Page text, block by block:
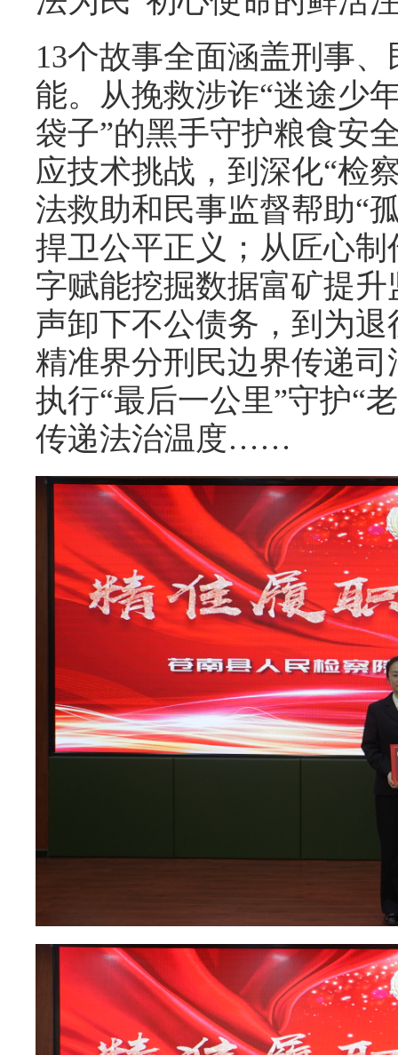
13个故事全面涵盖刑事
能。从挽救涉诈“迷途少
袋子”的黑手守护粮食安
应技术挑战，到深化“检
法救助和民事监督帮助“
捍卫公平正义；从匠心
字赋能挖掘数据富矿提
声卸下不公债务，到为
精准界分刑民边界传递
执行“最后一公里”守护“
传递法治温度……